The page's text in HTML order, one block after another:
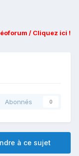
/ Cliquez ici !
Abonnés 0
à ce sujet